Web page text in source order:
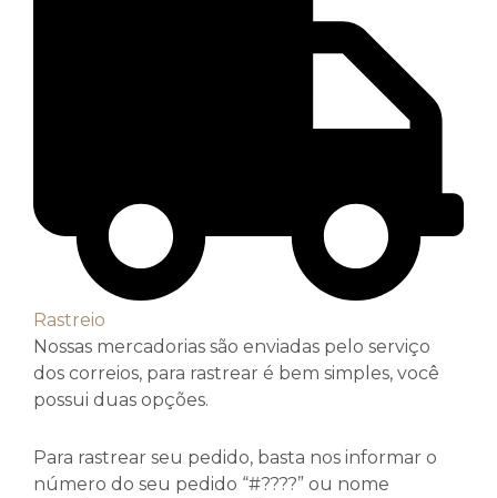
Rastreio
Nossas mercadorias são enviadas pelo serviço
dos correios, para rastrear é bem simples, você
possui duas opções.
Para rastrear seu pedido, basta nos informar o
número do seu pedido “#????” ou nome